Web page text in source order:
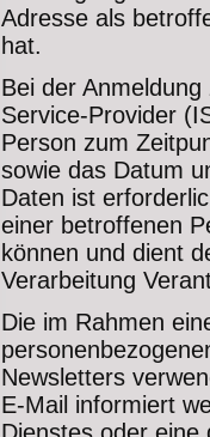
Adresse als
hat.
Bei der
Service-Provider
Person zum
sowie das Datum
Daten ist
einer betroffenen
können und dient
Verarbeitung
Die im Rahmen
Newsletters
E-Mail informiert